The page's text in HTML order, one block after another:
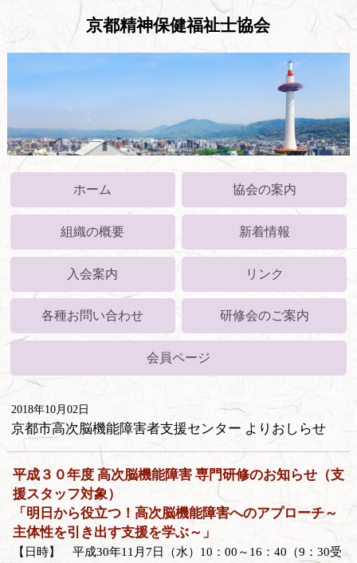
京都精神保健福祉士協会
ホーム 協会の案内
組織の概要 新着情報
入会案内 リンク
各種お問い合わせ 研修会のご案内
会員ページ
2018年10月02日
京都市高次脳機能障害者支援センター よりおしらせ
平成３０年度 高次脳機能障害 専門研修のお知らせ（支
援スタッフ対象）
「明日から役立つ！高次脳機能障害へのアプローチ～
主体性を引き出す支援を学ぶ～」
【日時】 平成30年11月7日（水）10：00～16：40（9：30受